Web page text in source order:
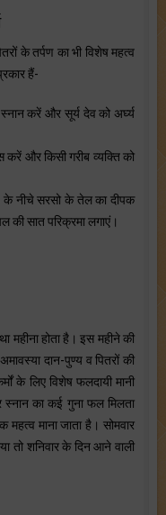
के तर्पण का भी विशेष महत्व
हैं-
करें और सूर्य देव को अर्घ्य
करें और किसी गरीब व्यक्ति को
के नीचे सरसो के तेल का दीपक
की सात परिक्रमा लगाएं।
महीना होता है। इस महीने की
दान-पुण्य व पितरों की
के लिए विशेष फलदायी मानी
स्नान का कई गुना फल मिलता
माना जाता है। सोमवार
तो शनिवार के दिन आने वाली